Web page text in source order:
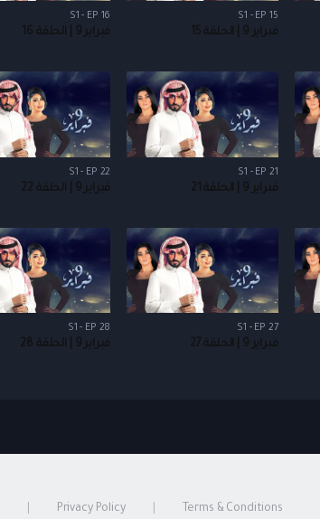
S1 - EP 15
فبراير 9 | الحلقة 15
S1 - EP 16
فبراير 9 | الحلقة 16
S1 - EP 21
فبراير 9 | الحلقة 21
S1 - EP 22
فبراير 9 | الحلقة 22
S1 - EP 27
فبراير 9 | الحلقة 27
S1 - EP 28
فبراير 9 | الحلقة 28
Terms & Conditions
Privacy Policy